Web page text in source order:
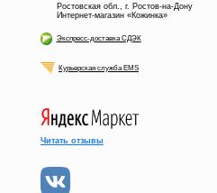
Ростовская обл., г. Ростов-на-Дону
Интернет-магазин «Кожинка»
Экспресс-доставка СДЭК
Курьерская служба EMS
Читать отзывы